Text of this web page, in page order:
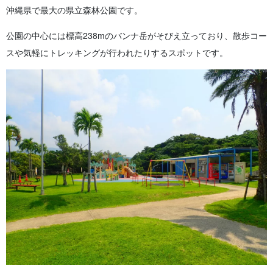
沖縄県で最大の県立森林公園です。
公園の中心には標高238mのバンナ岳がそびえ立っており、散歩コー
スや気軽にトレッキングが行われたりするスポットです。